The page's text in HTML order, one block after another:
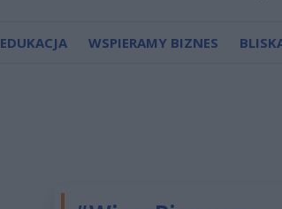
EDUKACJA WSPIERAMY BIZNES